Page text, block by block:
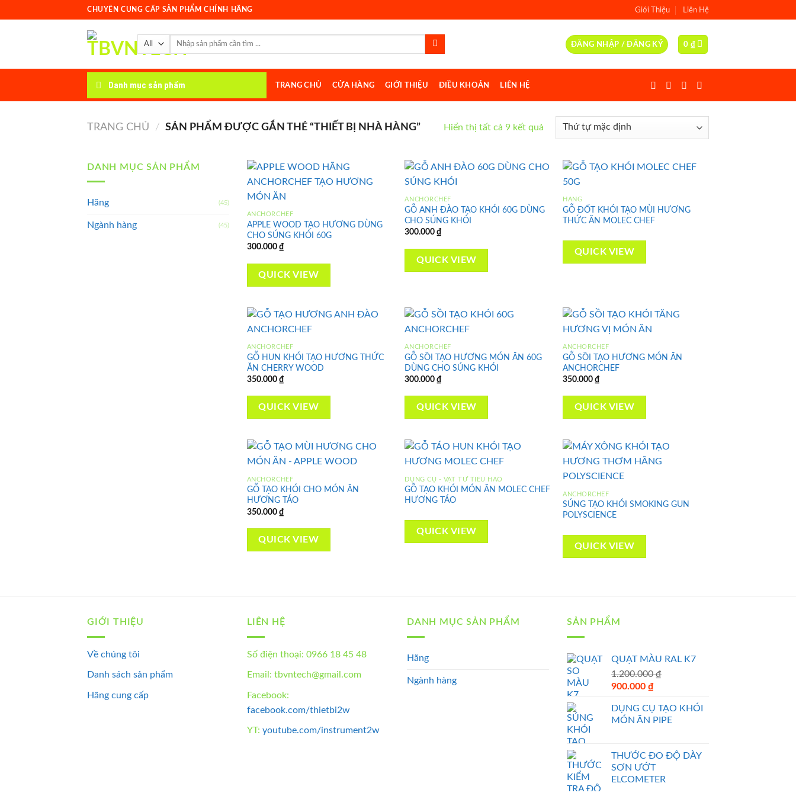
to
CHUYÊN CUNG CẤP SẢN PHẨM CHÍNH HÃNG Giới Thiệu Liên Hệ
Tìm
ĐĂNG NHẬP / ĐĂNG KÝ 0 ₫
Danh mục sản phẩm TRANG CHỦ CỬA HÀNG GIỚI THIỆU ĐIỀU KHOẢN LIÊN HỆ
TRANG CHỦ / SẢN PHẨM ĐƯỢC GẮN THẺ “THIẾT BỊ NHÀ HÀNG” Hiển thị tất cả 9 kết quả
DANH MỤC SẢN PHẨM
Hãng (45)
Ngành hàng (45)
Add to
wishlist
ANCHORCHEF
APPLE WOOD TẠO HƯƠNG DÙNG
CHO SÚNG KHÓI 60G
300.000 ₫
QUICK VIEW
ANCHORCHEF
GỖ ANH ĐÀO TẠO KHÓI 60G DÙNG
CHO SÚNG KHÓI
300.000₫
QUICK VIEW
HÃNG
GỖ ĐỐT KHÓI TẠO MÙI HƯƠNG
THỨC ĂN MOLEC CHEF
QUICK VIEW
ANCHORCHEF
GỖ HUN KHÓI TẠO HƯƠNG THỨC
ĂN CHERRY WOOD
350.000 ₫
QUICK VIEW
ANCHORCHEF
GỖ SỒI TẠO HƯƠNG MÓN ĂN 60G
DÙNG CHO SÚNG KHÓI
300.000₫
QUICK VIEW
ANCHORCHEF
GỖ SỒI TẠO HƯƠNG MÓN ĂN
ANCHORCHEF
350.000₫
QUICK VIEW
ANCHORCHEF
GỖ TẠO KHÓI CHO MÓN ĂN
HƯƠNG TÁO
350.000 ₫
QUICK VIEW
DỤNG CỤ - VẬT TƯ TIÊU HAO
GỖ TẠO KHÓI MÓN ĂN MOLEC CHEF
HƯƠNG TÁO
QUICK VIEW
wishlist
ANCHORCHEF
SÚNG TẠO KHÓI SMOKING GUN
POLYSCIENCE
QUICK VIEW
GIỚI THIỆU
Về chúng tôi
Danh sách sản phẩm
Hãng cung cấp
LIÊN HỆ
Số điện thoại: 0966 18 45 48
Email: tbvntech@gmail.com
Facebook:
facebook.com/thietbi2w
YT: youtube.com/instrument2w
DANH MỤC SẢN PHẨM
Hãng
Ngành hàng
SẢN PHẨM
QUẠT MÀU RAL K7
1.200.000₫
Original
was:
1.200.000 ₫.
900.000 ₫Current
is:
900.000 ₫.
DỤNG CỤ TẠO KHÓI
MÓN ĂN PIPE
THƯỚC ĐO ĐỘ DÀY
SƠN ƯỚT
ELCOMETER